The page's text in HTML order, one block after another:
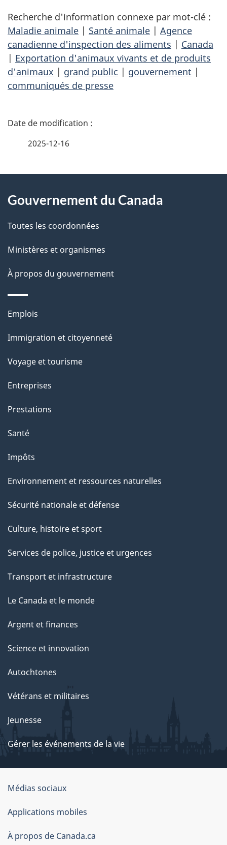
Recherche d'information connexe par mot-clé :
Maladie animale | Santé animale | Agence
canadienne d'inspection des aliments | Canada
| Exportation d'animaux vivants et de produits
d'animaux | grand public | gouvernement |
communiqués de presse
D
i
l
s
d
e
l
a
p
a
g
e
2025-12-16
propos
de
ce
site
Gouvernement du Canada
Toutes les coordonnées
Ministères et organismes
À propos du gouvernement
Thèmes
sujets
Emplois
Immigration et citoyenneté
Voyage et tourisme
Entreprises
Prestations
Santé
Impôts
Environnement et ressources naturelles
Sécurité nationale et défense
Culture, histoire et sport
Services de police, justice et urgences
Transport et infrastructure
Le Canada et le monde
Argent et finances
Science et innovation
Autochtones
Vétérans et militaires
Jeunesse
Gérer les événements de la vie
Organisation
du
gouvernement
du
Médias sociaux
Applications mobiles
À propos de Canada.ca